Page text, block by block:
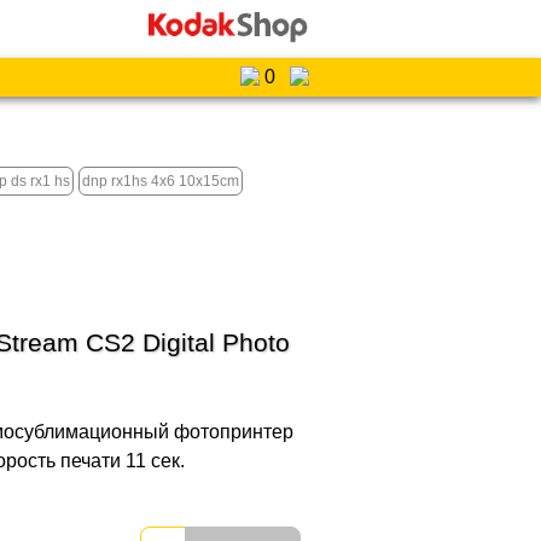
0
ds rx1 hs
dnp rx1hs 4x6 10x15cm
CS2 Digital Photo
фотопринтер
печати 11 сек.